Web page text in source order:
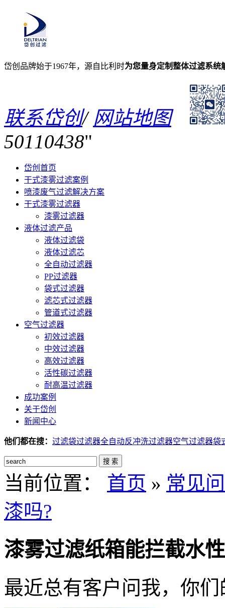
岱创品牌始于1967年，源自比利时为您量身定制整体过滤系统
联系岱创/ 网站地图
50110438
岱创首页
干式漆雾过滤案例
喷漆废气过滤解决方案
干式漆雾过滤器
漆雾过滤器
液体过滤产品
液体过滤袋
液体过滤芯
全自动过滤器
PP过滤器
袋式过滤器
滤芯式过滤器
管道式过滤器
空气过滤器
初效过滤器
中效过滤器
高效过滤器
活性碳过滤器
耐高温过滤器
成功案例
关于岱创
新闻中心
他们都在搜： 过滤袋过滤器全自动反冲洗过滤器空气过滤器袋
搜 索
当前位置： 首页 » 常见
漆吗?
漆雾过滤纸箱能拦截水
最近总有客户问我，你